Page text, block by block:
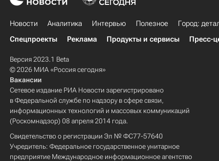
Новости Аналитика Интервью Полезное
Город:
Спецпроекты
Реклама Продукты и сервисы Пресс-
Версия 2023.1 Beta
© 2026 МИА «Россия сегодня»
Вакансии
Сетевое издание РИА Новости зарегистрировано
в Федеральной службе по надзору в сфере связи,
информационных технологий и массовых коммуникаций
(Роскомнадзор) 08 апреля 2014 года.
Свидетельство о регистрации Эл № ФС77-57640
Учредитель: Федеральное государственное унитарное
предприятие Международное информационное агентство